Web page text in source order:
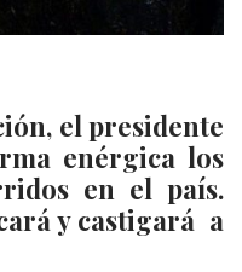
el presidente
enérgica los
en el país.
y castigará a